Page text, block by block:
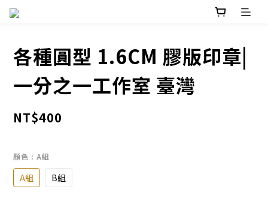
各種圓型 1.6CM 膠版印章|
一分之一工作室 臺灣
NT$400
顏色 : A組
A組 B組